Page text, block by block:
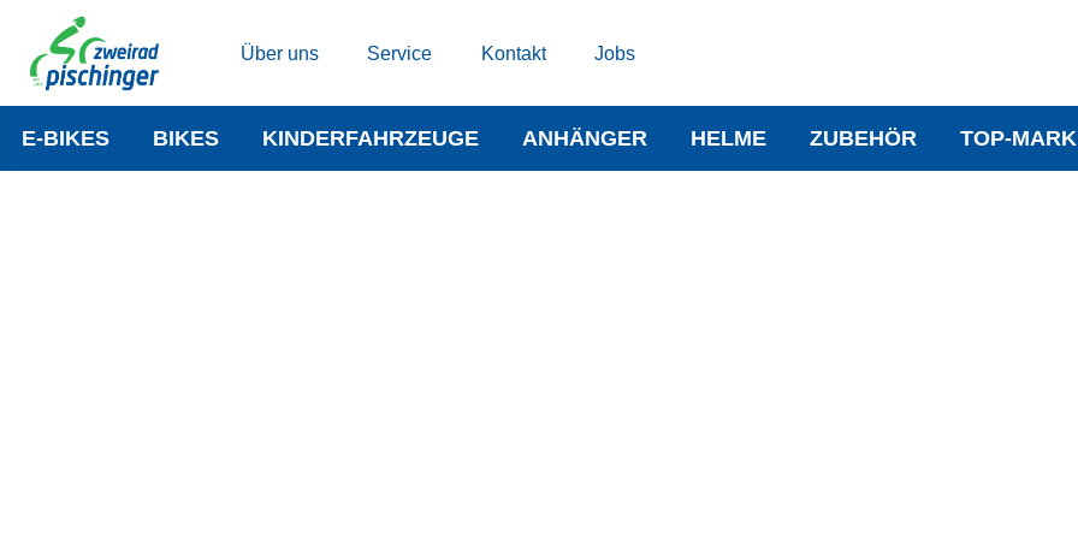
Über uns Service Kontakt Jobs
E-BIKES BIKES KINDERFAHRZEUGE ANHÄNGER HELME ZUBEHÖR TOP-